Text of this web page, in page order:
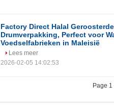
Factory Direct Halal
Drumverpakking, Perfect voor
Voedselfabrieken in Maleisië
Lees meer
2026-02-05 14:02:53
Page 1